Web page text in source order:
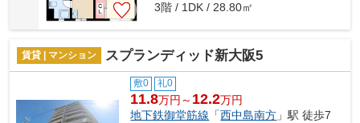
3階 / 1DK / 28.80㎡
賃貸 | マンション スプランディッド新大阪5
敷0 礼0
11.8万円～ 12.2万円
地下鉄御堂筋線 「西中島南方 」駅 徒歩7